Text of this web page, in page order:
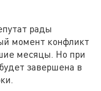
рады
момент конфликт
месяцы. Но при
завершена в